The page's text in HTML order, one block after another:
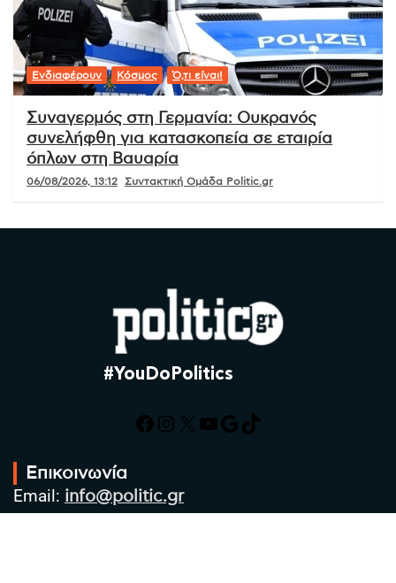
Ενδιαφέρουν Κόσμος Ό,τι είναι!
Συναγερμός στη Γερμανία: Ουκρανός
συνελήφθη για κατασκοπεία σε εταιρία
όπλων στη Βαυαρία
06/08/2026, 13:12 Συντακτική Ομάδα Politic.gr
#YouDoPolitics
Facebook
Instagram
X YouTube
Google
TikTok
Επικοινωνία
Email: info@politic.gr
Τηλ: